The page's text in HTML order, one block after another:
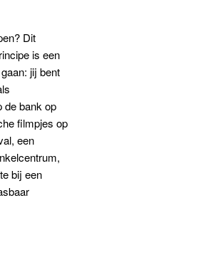
Dit
is een
jij bent
de bank op
filmpjes op
een
bij een